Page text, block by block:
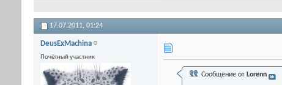
17.07.2011, 01:24
DeusExMachina
Почётный участник
Сообщение от Lorenn